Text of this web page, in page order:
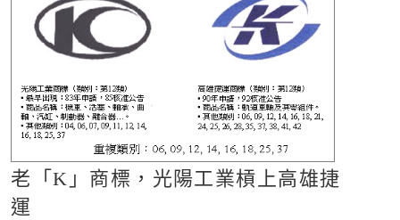
老「K」商標，光陽工業槓上高雄捷
運